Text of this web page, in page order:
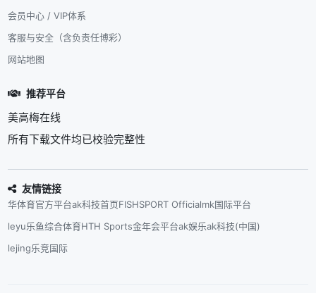
会员中心 / VIP体系
客服与安全（含负责任博彩）
网站地图
推荐平台
美高梅在线
所有下载文件均已校验完整性
友情链接
华体育官方平台ak科技首页FISHSPORT Officialmk国际平台
leyu乐鱼综合体育HTH Sports金年会平台ak娱乐ak科技(中国)
lejing乐竞国际